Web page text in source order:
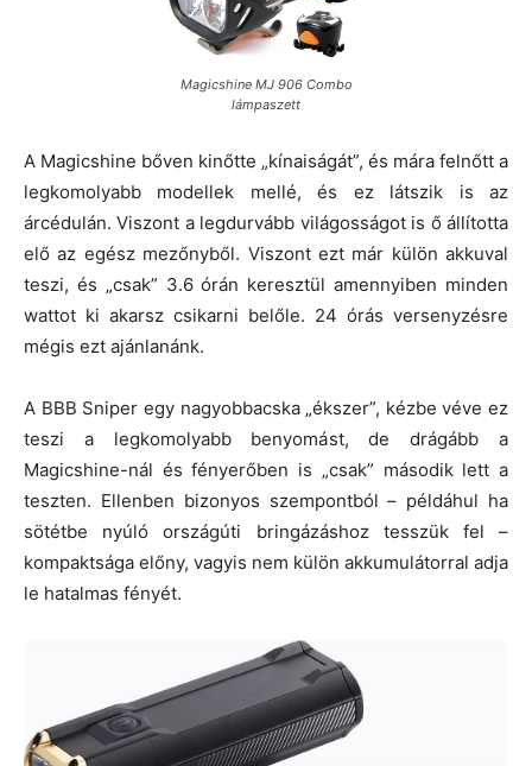
Magicshine MJ 906 Combo
lámpaszett
A Magicshine bőven kinőtte „kínaiságát”, és mára felnőtt a
legkomolyabb modellek mellé, és ez látszik is az
árcédulán. Viszont a legdurvább világosságot is ő állította
elő az egész mezőnyből. Viszont ezt már külön akkuval
teszi, és „csak” 3.6 órán keresztül amennyiben minden
wattot ki akarsz csikarni belőle. 24 órás versenyzésre
mégis ezt ajánlanánk.
A BBB Sniper egy nagyobbacska „ékszer”, kézbe véve ez
teszi a legkomolyabb benyomást, de drágább a
Magicshine-nál és fényerőben is „csak” második lett a
teszten. Ellenben bizonyos szempontból – példáhul ha
sötétbe nyúló országúti bringázáshoz tesszük fel –
kompaktsága előny, vagyis nem külön akkumulátorral adja
le hatalmas fényét.